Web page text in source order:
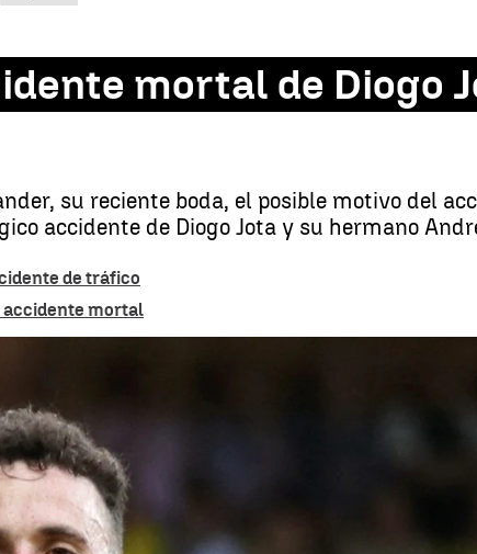
mortal de Diogo
su reciente boda, el posible motivo del
accidente de Diogo Jota y su hermano
de tráfico
accidente mortal